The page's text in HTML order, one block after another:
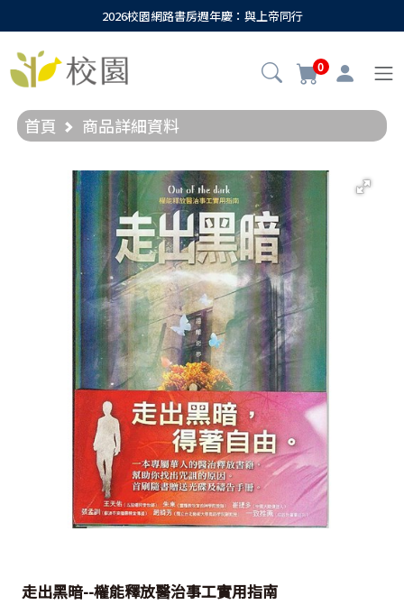
2026校園網路書房週年慶：與上帝同行
0
首頁 商品詳細資料
走出黑暗--權能釋放醫治事工實用指南